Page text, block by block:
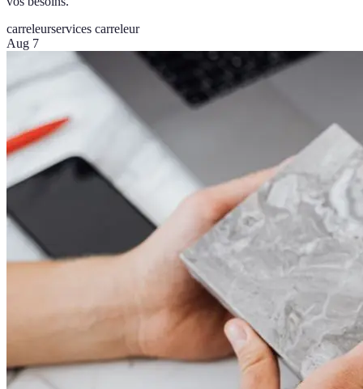
carreleurservices carreleur
Aug 7